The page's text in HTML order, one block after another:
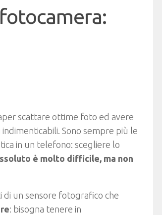
scattare ottime foto ed avere
Sono sempre più le
in un telefono: scegliere lo
è molto difficile, ma non
un sensore fotografico che
: bisogna tenere in